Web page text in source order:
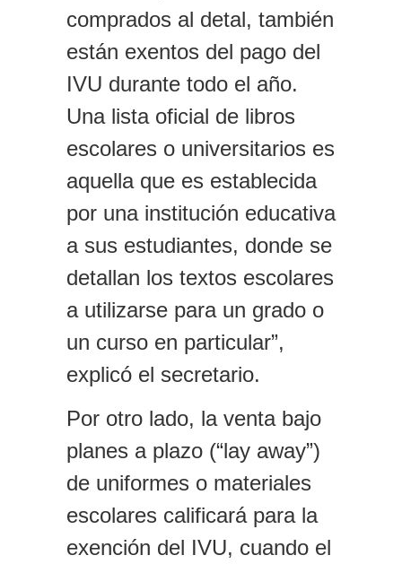
comprados al detal, también
están exentos del pago del
IVU durante todo el año.
Una lista oficial de libros
escolares o universitarios es
aquella que es establecida
por una institución educativa
a sus estudiantes, donde se
detallan los textos escolares
a utilizarse para un grado o
un curso en particular”,
explicó el secretario.
Por otro lado, la venta bajo
planes a plazo (“lay away”)
de uniformes o materiales
escolares calificará para la
exención del IVU, cuando el